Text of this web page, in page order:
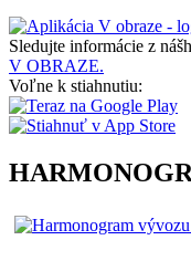
Sledujte informácie z
V OBRAZE.
Voľne k stiahnutiu: